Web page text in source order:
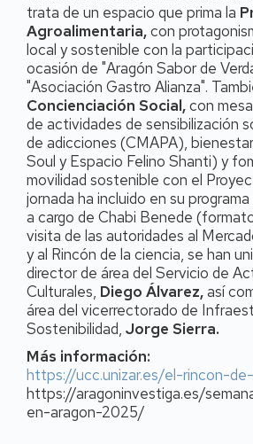
trata de un espacio que prima la
Agroalimentaria,con
local y sostenible con la
ocasión de "Aragón Sabor de
"Asociación Gastro Alianza".
Concienciación Social,con
de actividades de sensibilización
de adicciones (CMAPA),
Soul y Espacio Felino Shanti) y
movilidad sostenible con el
jornada ha incluido en su
a cargo de Chabi Benede
visita de las autoridades al
y al Rincón de la ciencia, se han
director de área del Servicio de
Culturales, Diego Álvarez,así
área del vicerrectorado de
Sostenibilidad, Jorge Sierra.
Más información:
https://ucc.unizar.es/el-rincon-
https://aragoninvestiga.es/
en-aragon-2025/